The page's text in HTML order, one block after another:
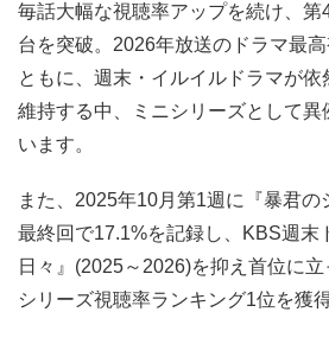
毎話大幅な視聴率アップを続け、第
台を突破。2026年放送のドラマ最
ともに、週末・イルイルドラマが
維持する中、ミニシリーズとして異
います。
また、2025年10月第1週に『暴君の
最終回で17.1%を記録し、KBS週末
日々』(2025～2026)を抑え首位に
シリーズ視聴率ランキング1位を獲得